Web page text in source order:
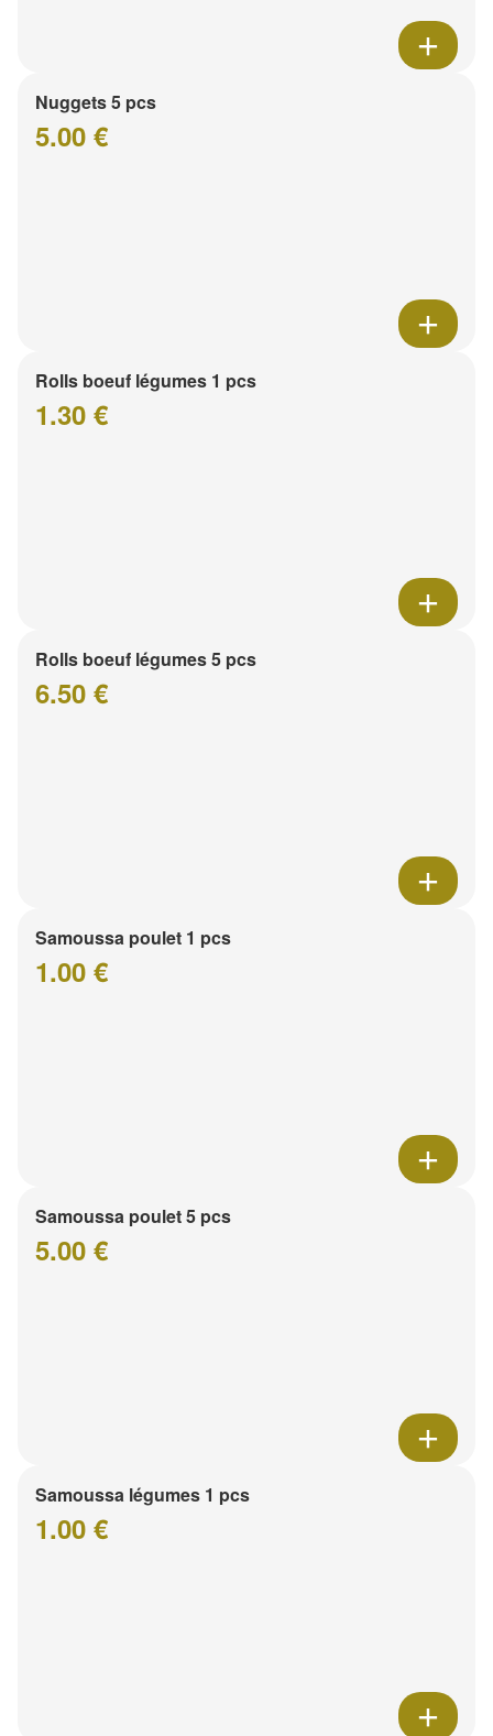
Nuggets 5 pcs
5.00 €
Rolls boeuf légumes 1 pcs
1.30 €
Rolls boeuf légumes 5 pcs
6.50 €
Samoussa poulet 1 pcs
1.00 €
Samoussa poulet 5 pcs
5.00 €
Samoussa légumes 1 pcs
1.00 €